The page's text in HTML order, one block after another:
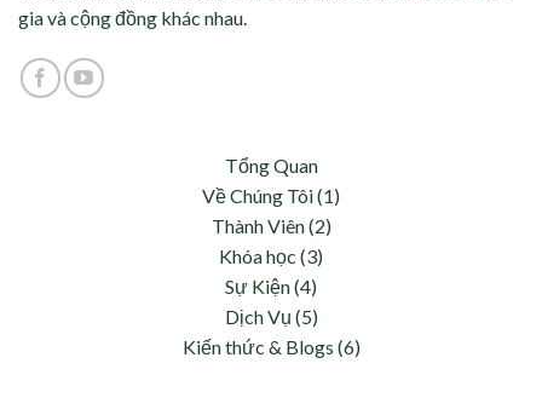
gia và cộng đồng khác nhau.
Tổng Quan
Về Chúng Tôi (1)
Thành Viên (2)
Khóa học (3)
Sự Kiện (4)
Dịch Vụ (5)
Kiến thức & Blogs (6)